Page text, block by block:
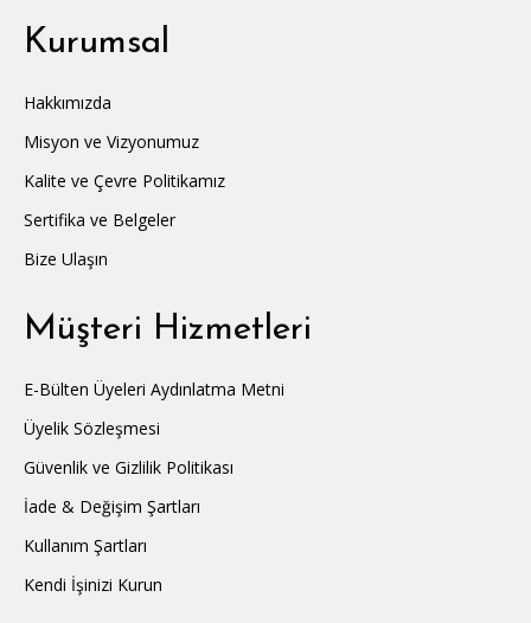
Kurumsal
Hakkımızda
Misyon ve Vizyonumuz
Kalite ve Çevre Politikamız
Sertifika ve Belgeler
Bize Ulaşın
Müşteri Hizmetleri
E-Bülten Üyeleri Aydınlatma Metni
Üyelik Sözleşmesi
Güvenlik ve Gizlilik Politikası
İade & Değişim Şartları
Kullanım Şartları
Kendi İşinizi Kurun